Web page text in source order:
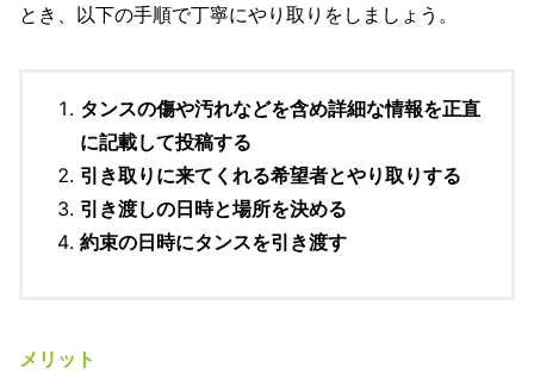
とき、以下の手順で丁寧にやり取りをしましょう。
タンスの傷や汚れなどを含め詳細な情報を正直
に記載して投稿する
引き取りに来てくれる希望者とやり取りする
引き渡しの日時と場所を決める
約束の日時にタンスを引き渡す
メリット